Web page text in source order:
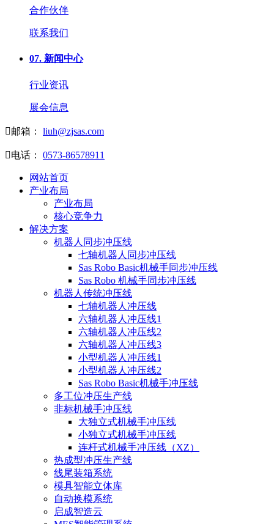
合作伙伴
联系我们
07. 新闻中心
行业资讯
展会信息
邮箱： liuh@zjsas.com
电话： 0573-86578911
网站首页
产业布局
产业布局
核心竞争力
解决方案
机器人同步冲压线
七轴机器人同步冲压线
Sas Robo Basic机械手同步冲压线
Sas Robo 机械手同步冲压线
机器人传统冲压线
七轴机器人冲压线
六轴机器人冲压线1
六轴机器人冲压线2
六轴机器人冲压线3
小型机器人冲压线1
小型机器人冲压线2
Sas Robo Basic机械手冲压线
多工位冲压生产线
非标机械手冲压线
大独立式机械手冲压线
小独立式机械手冲压线
连杆式机械手冲压线（XZ）
热成型冲压生产线
线尾装箱系统
模具智能立体库
自动换模系统
启成智造云